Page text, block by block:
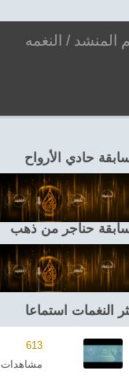
حادي الأرواح
حناجر من ذهب
النغمات استماعا
613
3,009 مشاهدات